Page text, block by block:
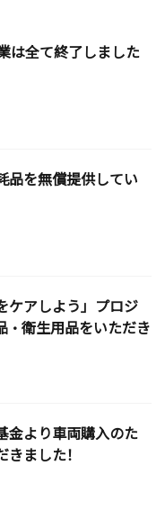
は全て終了しました
品を無償提供してい
ケアしよう」プロジ
・衛生用品をいただき
金より車両購入のた
ました！